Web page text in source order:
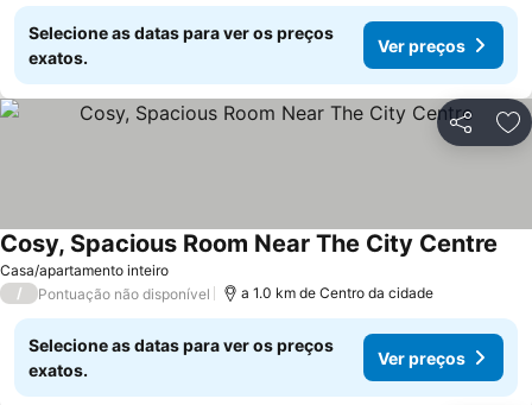
Selecione as datas para ver os preços
exatos.
Ver preços
Partilhar
Casa/apartamento inteiro
Cosy, Spacious Room Near The City Centre
/ Pontuação não disponível a 1.0 km de Centro da cidade
Selecione as datas para ver os preços
exatos.
Ver preços